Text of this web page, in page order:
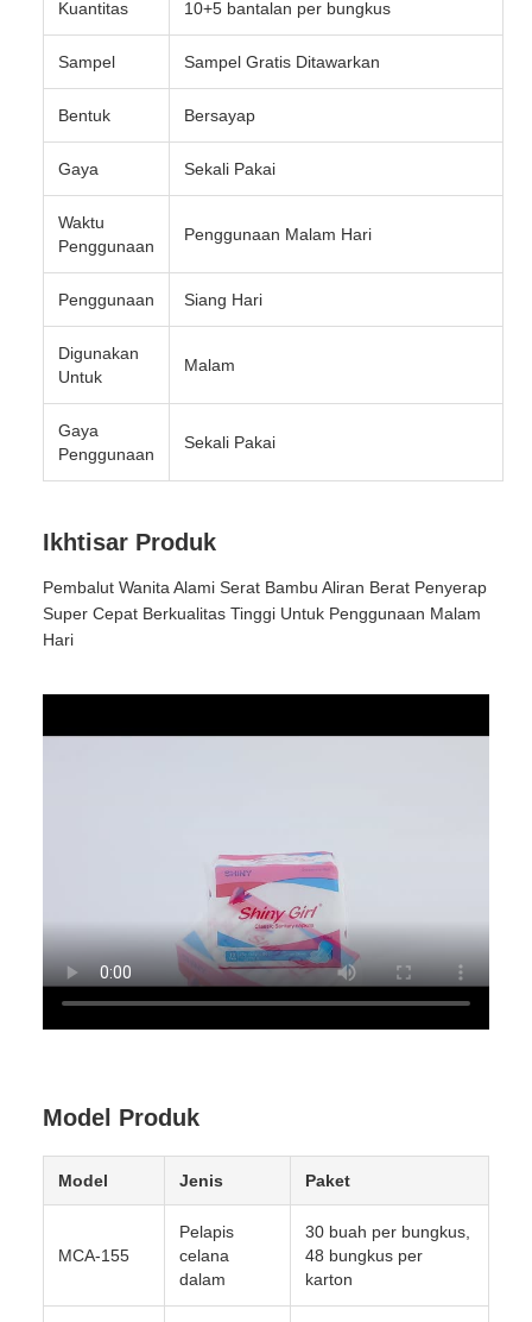
Kuantitas 10+5 bantalan per bungkus
Sampel Sampel Gratis Ditawarkan
Bentuk Bersayap
Gaya Sekali Pakai
Waktu
Penggunaan
Penggunaan Malam Hari
Penggunaan Siang Hari
Digunakan
Untuk
Malam
Gaya
Penggunaan
Sekali Pakai
Ikhtisar Produk
Pembalut Wanita Alami Serat Bambu Aliran Berat Penyerap
Super Cepat Berkualitas Tinggi Untuk Penggunaan Malam
Hari
Model Produk
Model Jenis Paket
MCA-155
Pelapis
celana
dalam
30 buah per bungkus,
48 bungkus per
karton